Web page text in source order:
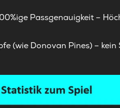
Passgenauigkeit –
(wie Donovan Pines) –